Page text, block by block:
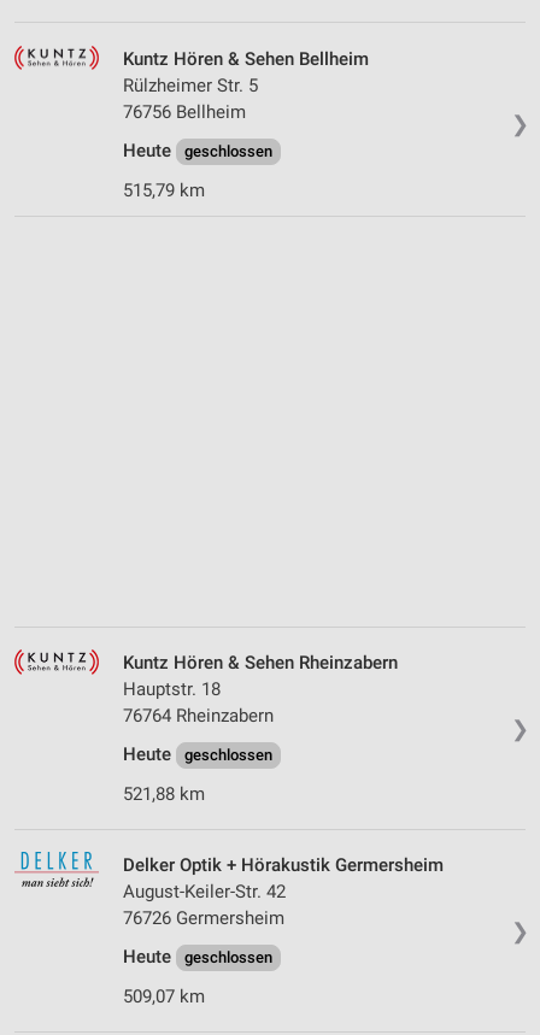
❯
Kuntz Hören & Sehen Bellheim
Rülzheimer Str. 5
76756 Bellheim
Heute
geschlossen
515,79 km
❯
Kuntz Hören & Sehen Rheinzabern
Hauptstr. 18
76764 Rheinzabern
Heute
geschlossen
521,88 km
❯
Delker Optik + Hörakustik Germersheim
August-Keiler-Str. 42
76726 Germersheim
Heute
geschlossen
509,07 km